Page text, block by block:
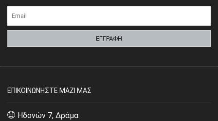
ΕΠΙΚΟΙΝΩΝΗΣΤΕ ΜΑΖΙ ΜΑΣ
Ηδονών 7, Δράμα